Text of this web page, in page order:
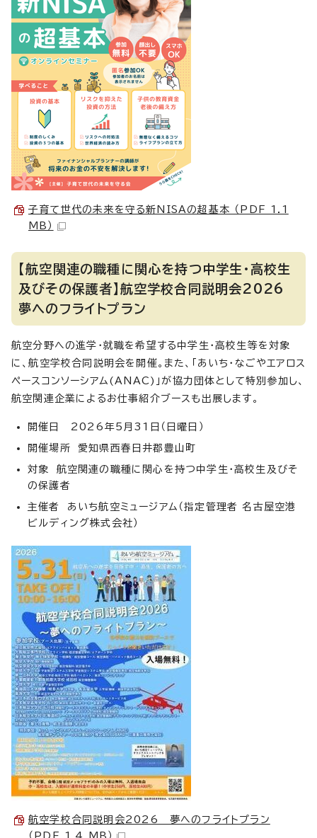
子育て世代の未来を守る新NISAの超基本 （PDF 1.1
MB）
【航空関連の職種に関心を持つ中学生・高校生
及びその保護者】航空学校合同説明会2026
夢へのフライトプラン
航空分野への進学・就職を希望する中学生・高校生等を対象
に、航空学校合同説明会を開催。また、「あいち・なごやエアロス
ペースコンソーシアム(ANAC)」が協力団体として特別参加し、
航空関連企業によるお仕事紹介ブースも出展します。
開催日 2026年5月31日（日曜日）
開催場所 愛知県西春日井郡豊山町
対象 航空関連の職種に関心を持つ中学生・高校生及びそ
の保護者
主催者 あいち航空ミュージアム（指定管理者 名古屋空港
ビルディング株式会社）
航空学校合同説明会2026 夢へのフライトプラン
（PDF 1.4 MB）